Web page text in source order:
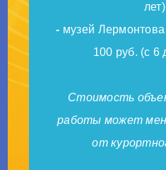
- музей
100 руб. (с 6
Стоимость
работы может
от